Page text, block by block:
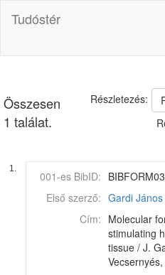
Tudóstér
Összesen
1 találat.
Részletezés:
1.
001-es BibID:
Első szerző: Gardi János
Cím: Molecular
stimulating
tissue / J.